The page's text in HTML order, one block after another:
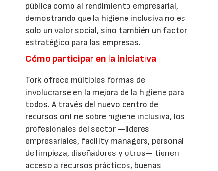
pública como al rendimiento empresarial,
demostrando que la higiene inclusiva no es
solo un valor social, sino también un factor
estratégico para las empresas.
Cómo participar en la iniciativa
Tork ofrece múltiples formas de
involucrarse en la mejora de la higiene para
todos. A través del nuevo centro de
recursos online sobre higiene inclusiva, los
profesionales del sector —líderes
empresariales, facility managers, personal
de limpieza, diseñadores y otros— tienen
acceso a recursos prácticos, buenas